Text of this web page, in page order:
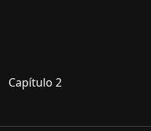
Capítulo 2